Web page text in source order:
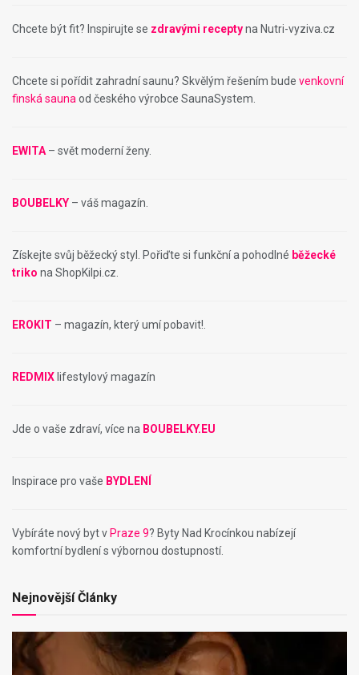
Chcete být fit? Inspirujte se zdravými receptyna Nutri-vyziva.cz
Chcete si pořídit zahradní saunu? Skvělým řešením bude venkovní
finská sauna od českého výrobce SaunaSystem.
EWITA – svět moderní ženy.
BOUBELKY – váš magazín.
Získejte svůj běžecký styl. Pořiďte si funkční a pohodlné běžecké
triko na ShopKilpi.cz.
EROKIT – magazín, který umí pobavit!.
REDMIX lifestylový magazín
Jde o vaše zdraví, více na BOUBELKY.EU
Inspirace pro vaše BYDLENÍ
Vybíráte nový byt v Praze 9? Byty Nad Krocínkou nabízejí
komfortní bydlení s výbornou dostupností.
Nejnovější Články